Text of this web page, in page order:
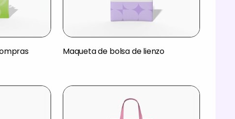
Maqueta de bolsa de lienzo